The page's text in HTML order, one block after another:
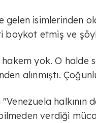
gelen isimlerinden
boykot etmiş ve
yok. O halde
alınmıştı.
verdiği